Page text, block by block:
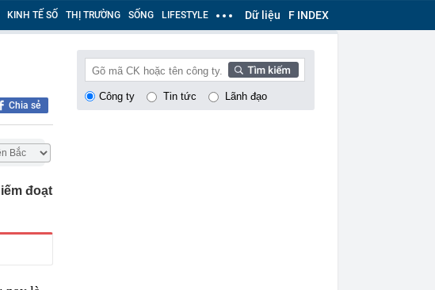
KINH TẾ SỐ THỊ TRƯỜNG SỐNG LIFESTYLE Dữ liệu F INDEX
Chia sẻ
đoạt
Công ty Tin tức Lãnh đạo